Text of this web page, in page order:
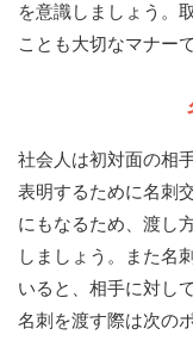
を意識しましょう。
ことも大切なマナーで
社会人は初対面の相
表明するために名刺
にもなるため、渡し
しましょう。また名
いると、相手に対し
名刺を渡す際は次の